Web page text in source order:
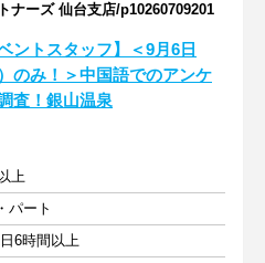
ナーズ 仙台支店/p10260709201
ベントスタッフ】＜9月6日
）のみ！＞中国語でのアンケ
査！銀山温泉
上
パート
6時間以上